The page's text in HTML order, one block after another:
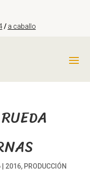
/ a caballo
| 2016, PRODUCCIÓN